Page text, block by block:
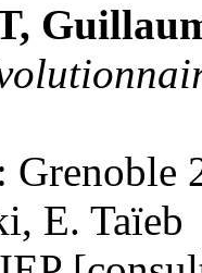
Grenoble
E. Taïeb